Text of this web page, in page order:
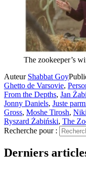
The zookeeper’s
Auteur Shabbat Goy
Ghetto de Varsovie,
From the Depths, Jan
Jonny Daniels, Juste
Gross, Moshe Tirosh,
Ryszard Żabiński, The
Recherche pour :
Derniers